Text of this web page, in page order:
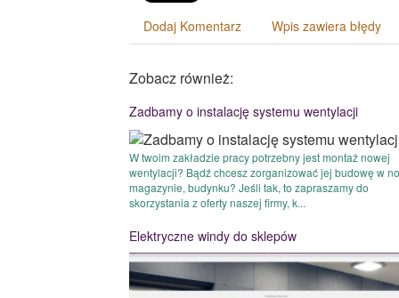
Dodaj Komentarz Wpis zawiera błędy
Zobacz również:
Zadbamy o instalację systemu wentylacji
W twoim zakładzie pracy potrzebny jest montaż nowej
wentylacji? Bądź chcesz zorganizować jej budowę w
magazynie, budynku? Jeśli tak, to zapraszamy do
skorzystania z oferty naszej firmy, k...
Elektryczne windy do sklepów